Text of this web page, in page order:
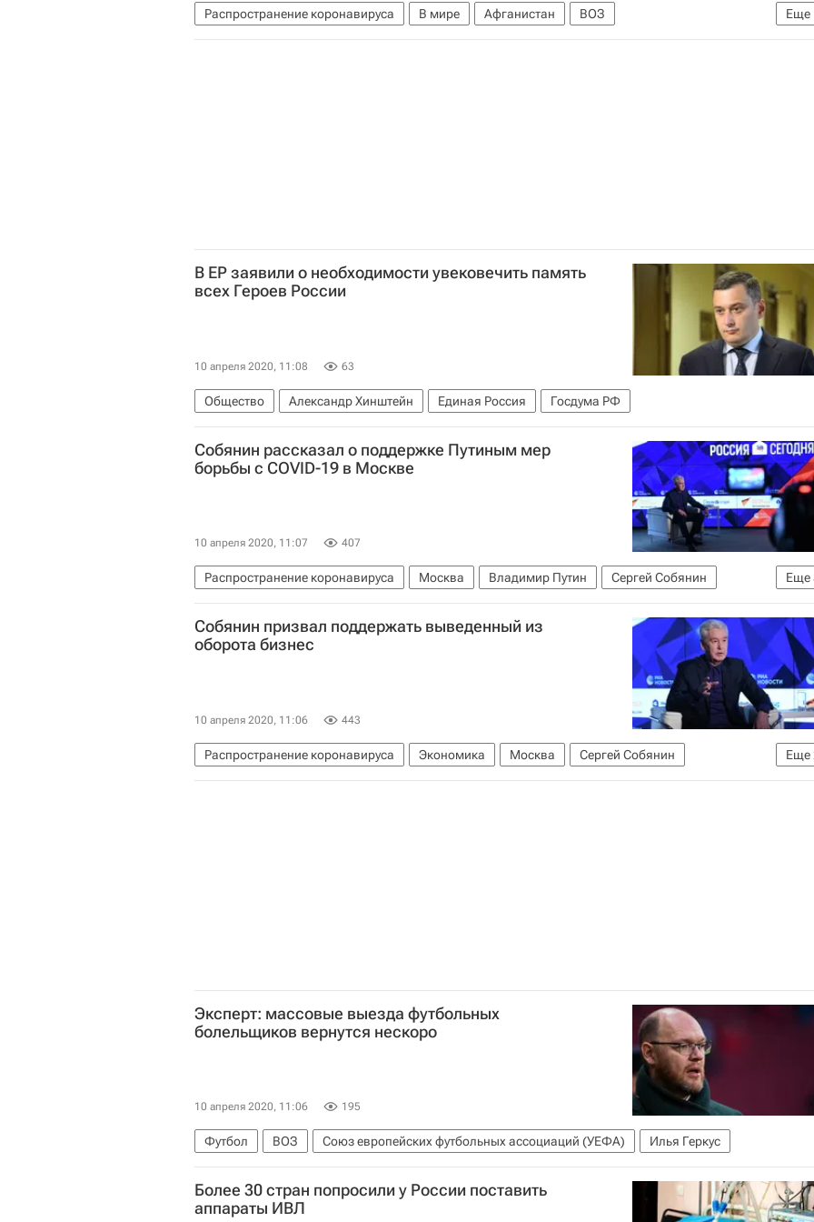
Еще
Распространение коронавируса В мире Афганистан
ВОЗ
Коронавирус COVID-19
В ЕР заявили о необходимости увековечить память
всех Героев России
10 апреля 2020, 11:08 63
Общество Александр Хинштейн Единая Россия Госдума РФ
Собянин рассказал о поддержке Путиным мер
борьбы с COVID-19 в Москве
10 апреля 2020, 11:07 407
Еще
Распространение коронавируса Москва Владимир Путин
Сергей Собянин
Здоровье - Общество
Коронавирус COVID-19 Коронавирус в России
Собянин призвал поддержать выведенный из
оборота бизнес
10 апреля 2020, 11:06 443
Еще
Распространение коронавируса Экономика Москва
Сергей Собянин
Коронавирус COVID-19
Коронавирус в России
Эксперт: массовые выезда футбольных
болельщиков вернутся нескоро
10 апреля 2020, 11:06 195
Футбол ВОЗ Союз европейских футбольных ассоциаций (УЕФА) Илья Геркус
Более 30 стран попросили у России поставить
аппараты ИВЛ